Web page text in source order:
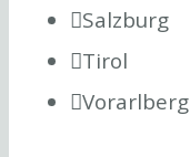
Salzburg
Tirol
Vorarlberg